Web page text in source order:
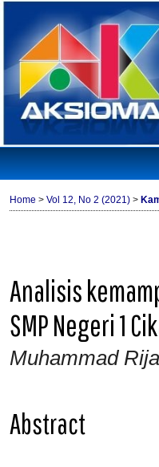
Home > Vol 12, No 2 (2021) >
Analisis
SMP Negeri 1
Muhammad
Abstract